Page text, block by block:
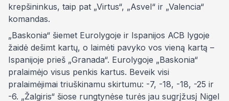
krepšininkus, taip pat „Virtus“, „Asvel“ ir „Valencia“
komandas.
„Baskonia“ šiemet Eurolygoje ir Ispanijos ACB lygoje
žaidė dešimt kartų, o laimėti pavyko vos vieną kartą –
Ispanijoje prieš „Granada“. Eurolygoje „Baskonia“
pralaimėjo visus penkis kartus. Beveik visi
pralaimėjimai triuškinamu skirtumu: -7, -18, -18, -25 ir
-6. „Žalgiris“ šiose rungtynėse turės jau sugrįžusį Nigel